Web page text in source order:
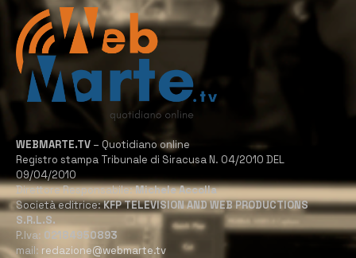
WEBMARTE.TV – Quotidiano online
Registro stampa Tribunale di Siracusa N. 04/2010 DEL
09/04/2010
Direttore Responsabile:Michele Accolla
Società editrice:KFP TELEVISION AND WEB PRODUCTIONS
S.R.L.S.
P.Iva: 02184950893
mail: redazione@webmarte.tv